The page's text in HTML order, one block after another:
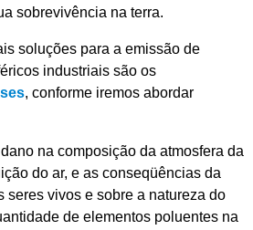
sobrevivência na terra.
soluções para a emissão de
industriais são os
, conforme iremos abordar
na composição da atmosfera da
do ar, e as conseqüências da
seres vivos e sobre a natureza do
de elementos poluentes na